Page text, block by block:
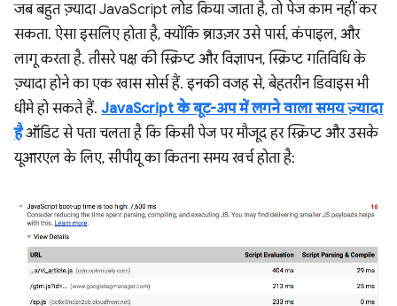
जब बहुत ज़्यादा JavaScript लोड किया जाता है, तो पेज काम नहीं कर
सकता. ऐसा इसलिए होता है, क्योंकि ब्राउज़र उसे पार्स, कंपाइल, और
लागू करता है. तीसरे पक्ष की स्क्रिप्ट और विज्ञापन, स्क्रिप्ट गतिविधि के
ज़्यादा होने का एक खास सोर्स हैं. इनकी वजह से, बेहतरीन डिवाइस भी
धीमे हो सकते हैं. JavaScript के बूट-अप में लगने वाला समय ज़्यादा
हैऑडिट से पता चलता है कि किसी पेज पर मौजूद हर स्क्रिप्ट और उसके
यूआरएल के लिए, सीपीयू का कितना समय खर्च होता है: